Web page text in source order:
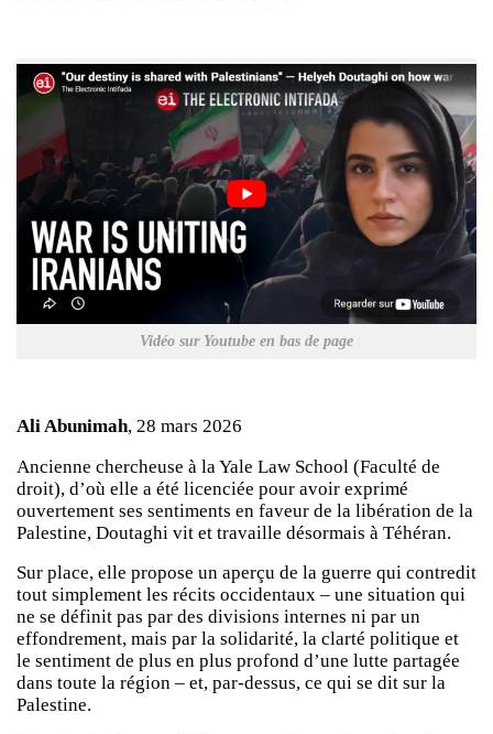
Vidéo sur Youtube en bas de page
Ali Abunimah, 28 mars 2026
Ancienne chercheuse à la Yale Law School (Faculté de
droit), d’où elle a été licenciée pour avoir exprimé
ouvertement ses sentiments en faveur de la libération de la
Palestine, Doutaghi vit et travaille désormais à Téhéran.
Sur place, elle propose un aperçu de la guerre qui contredit
tout simplement les récits occidentaux – une situation qui
ne se définit pas par des divisions internes ni par un
effondrement, mais par la solidarité, la clarté politique et
le sentiment de plus en plus profond d’une lutte partagée
dans toute la région – et, par-dessus, ce qui se dit sur la
Palestine.